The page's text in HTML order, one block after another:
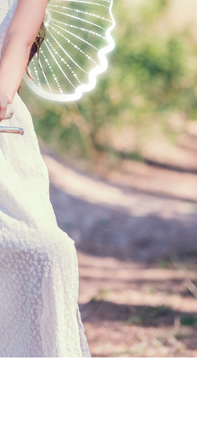
Usługi retuszu biżuterii